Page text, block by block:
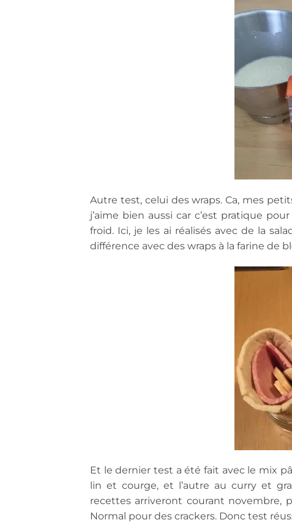
Autre test, celui des wraps. Ca, mes
j’aime bien aussi car c’est pratique
froid. Ici, je les ai réalisés avec de la
différence avec des wraps à la farine de
Et le dernier test a été fait avec le mix
lin et courge, et l’autre au curry et
recettes arriveront courant novembre,
Normal pour des crackers. Donc test